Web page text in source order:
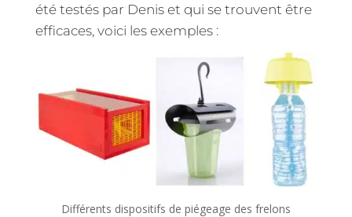
été testés par Denis et qui se trouvent être
efficaces, voici les exemples :
Différents dispositifs de piégeage des frelons